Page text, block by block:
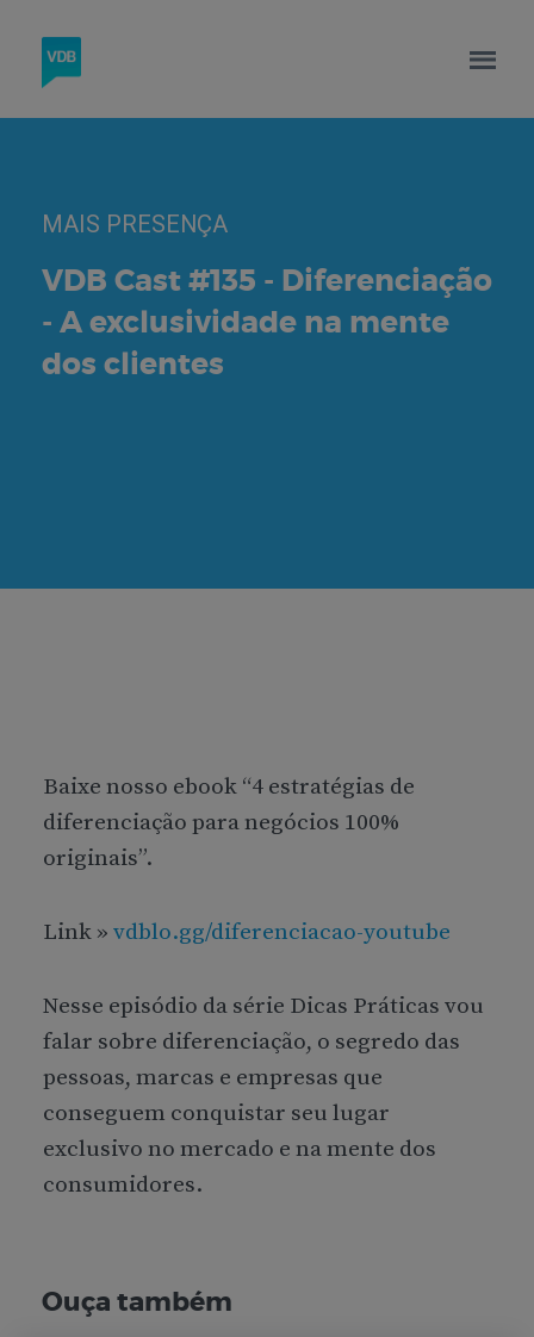
MAIS PRESENÇA
VDB Cast #135 - Diferenciação
- A exclusividade na mente
dos clientes
Baixe nosso ebook “4 estratégias de
diferenciação para negócios 100%
originais”.
Link » vdblo.gg/diferenciacao-youtube
Nesse episódio da série Dicas Práticas vou
falar sobre diferenciação, o segredo das
pessoas, marcas e empresas que
conseguem conquistar seu lugar
exclusivo no mercado e na mente dos
consumidores.
Ouça também